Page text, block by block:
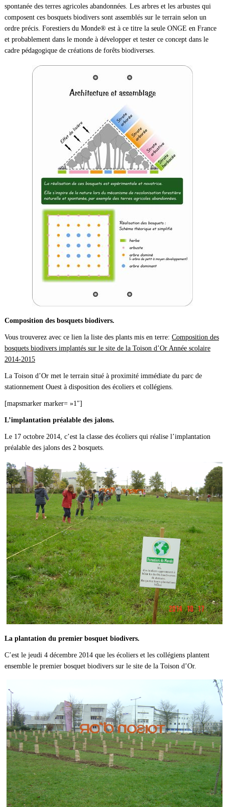
spontanée des terres agricoles abandonnées. Les arbres et les arbustes qui
composent ces bosquets biodivers sont assemblés sur le terrain selon un
ordre précis. Forestiers du Monde® est à ce titre la seule ONGE en France
et probablement dans le monde à développer et tester ce concept dans le
cadre pédagogique de créations de forêts biodiverses.
Composition des bosquets biodivers.
Vous trouverez avec ce lien la liste des plants mis en terre: Composition des
bosquets biodivers implantés sur le site de la Toison d’Or Année scolaire
2014-2015
La Toison d’Or met le terrain situé à proximité immédiate du parc de
stationnement Ouest à disposition des écoliers et collégiens.
[mapsmarker marker= »1″]
L’implantation préalable des jalons.
Le 17 octobre 2014, c’est la classe des écoliers qui réalise l’implantation
préalable des jalons des 2 bosquets.
La plantation du premier bosquet biodivers.
C’est le jeudi 4 décembre 2014 que les écoliers et les collégiens plantent
ensemble le premier bosquet biodivers sur le site de la Toison d’Or.